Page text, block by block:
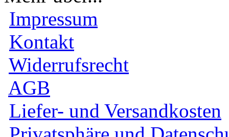
Impressum
Kontakt
Widerrufsrecht
AGB
Liefer- und Versandkosten